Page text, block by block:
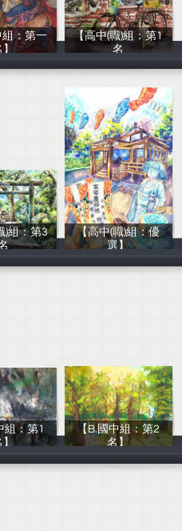
組：第一
】
文教基
【高中(職)組：第1
名
熱愛生命文教基
)組：第3
文教基
【高中(職)組：優
選】
熱愛生命文教基
組：第1
】
文教基
【B.國中組：第2
名】
熱愛生命文教基